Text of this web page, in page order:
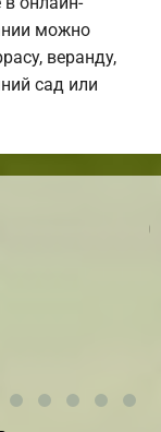
можно
веранду,
сад или